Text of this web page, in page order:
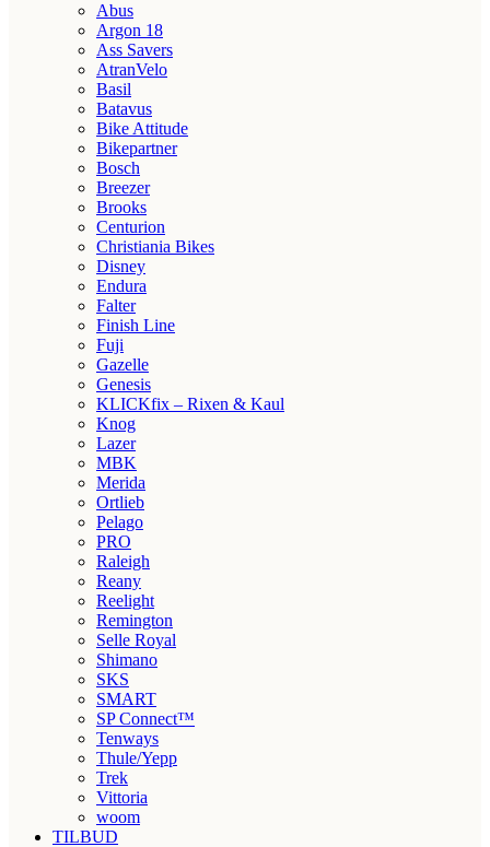
Abus
Argon 18
Ass Savers
AtranVelo
Basil
Batavus
Bike Attitude
Bikepartner
Bosch
Breezer
Brooks
Centurion
Christiania Bikes
Disney
Endura
Falter
Finish Line
Fuji
Gazelle
Genesis
KLICKfix – Rixen & Kaul
Knog
Lazer
MBK
Merida
Ortlieb
Pelago
PRO
Raleigh
Reany
Reelight
Remington
Selle Royal
Shimano
SKS
SMART
SP Connect™
Tenways
Thule/Yepp
Trek
Vittoria
woom
TILBUD